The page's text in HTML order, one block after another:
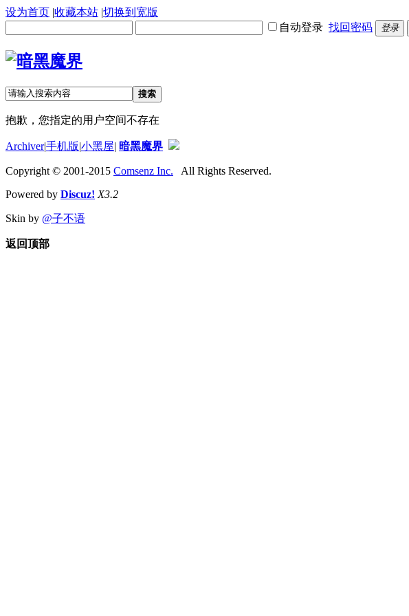
设为首页 |收藏本站 |切换到宽版
自动登录 找回密码 登录
搜索
抱歉，您指定的用户空间不存在
Archiver|手机版|小黑屋| 暗黑魔界
Copyright © 2001-2015 Comsenz Inc. All Rights Reserved.
Powered by Discuz! X3.2
Skin by @子不语
返回顶部